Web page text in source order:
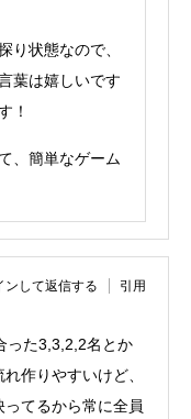
り状態なので、
葉は嬉しいです
！
、簡単なゲーム
ンして返信する 引用
った3,3,2,2名とか
作りやすいけど、
てるから常に全員